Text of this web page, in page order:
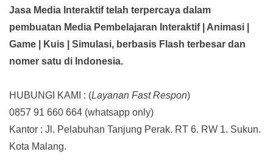
Jasa Media Interaktif telah terpercaya dalam
pembuatan Media Pembelajaran Interaktif| Animasi |
Game | Kuis | Simulasi, berbasis Flash terbesar dan
nomer satu di Indonesia.
HUBUNGI KAMI : (Layanan Fast Respon)
0857 91 660 664 (whatsapp only)
Kantor : Jl. Pelabuhan Tanjung Perak. RT 6. RW 1. Sukun.
Kota Malang.